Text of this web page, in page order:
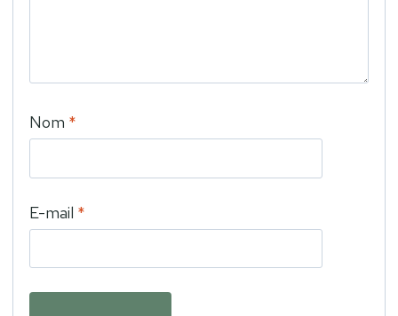
Nom *
E-mail *